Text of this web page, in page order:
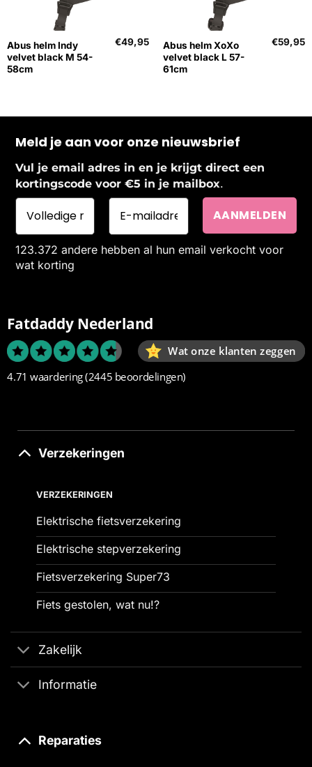
Abus helm Indy
velvet black M 54-
58cm
€49,95
Abus helm XoXo
velvet black L 57-
61cm
€59,95
Meld je aan voor onze nieuwsbrief
Vul je email adres in en je krijgt direct een
kortingscode voor €5 in je mailbox.
123.372 andere hebben al hun email verkocht voor
wat korting
Fatdaddy Nederland
Wat onze klanten zeggen
4.71 waardering(2445 beoordelingen)
Verzekeringen
VERZEKERINGEN
Elektrische fietsverzekering
Elektrische stepverzekering
Fietsverzekering Super73
Fiets gestolen, wat nu!?
Zakelijk
Informatie
Reparaties